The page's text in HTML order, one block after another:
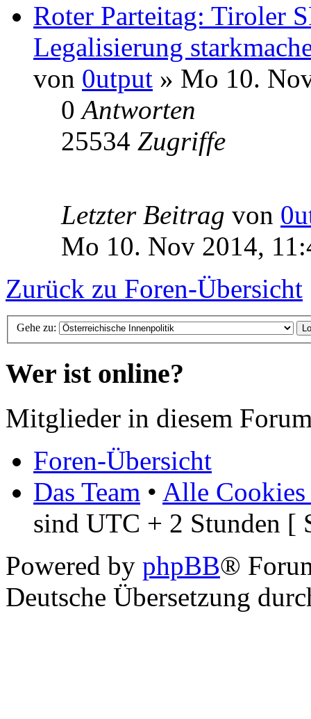
Roter Parteitag: Tiroler
Legalisierung
von 0utput » Mo 10.
0Antworten
25534 Zugriffe
Letzter Beitrag von
Mo 10. Nov 2014,
Zurück zu Foren-Übersicht
Gehe zu:
Wer ist online?
Mitglieder in diesem
Foren-Übersicht
Das Team • Alle Cookies
sind UTC + 2 Stunden [
Powered by phpBB®
Deutsche Übersetzung